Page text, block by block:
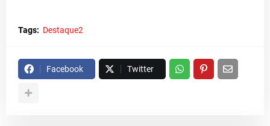
Tags: Destaque2
Facebook Twitter